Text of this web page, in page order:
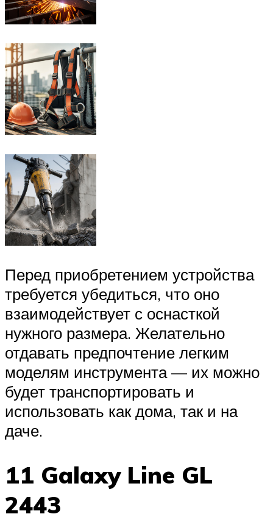
Перед приобретением устройства
требуется убедиться, что оно
взаимодействует с оснасткой
нужного размера. Желательно
отдавать предпочтение легким
моделям инструмента — их можно
будет транспортировать и
использовать как дома, так и на
даче.
11 Galaxy Line GL
2443